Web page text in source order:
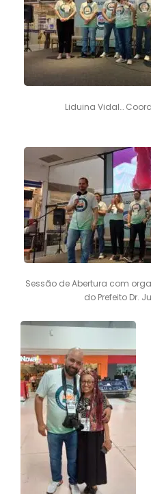
Liduina Vidal…
Sessão de Abertura com
do Prefeito Dr.